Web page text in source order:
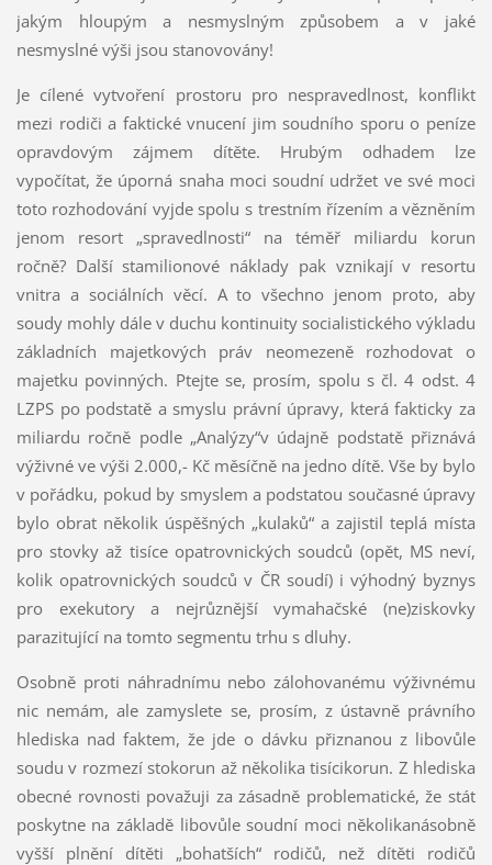
jakým hloupým a nesmyslným způsobem a v jaké
nesmyslné výši jsou stanovovány!
Je cílené vytvoření prostoru pro nespravedlnost, konflikt
mezi rodiči a faktické vnucení jim soudního sporu o peníze
opravdovým zájmem dítěte. Hrubým odhadem lze
vypočítat, že úporná snaha moci soudní udržet ve své moci
toto rozhodování vyjde spolu s trestním řízením a vězněním
jenom resort „spravedlnosti“ na téměř miliardu korun
ročně? Další stamilionové náklady pak vznikají v resortu
vnitra a sociálních věcí. A to všechno jenom proto, aby
soudy mohly dále v duchu kontinuity socialistického výkladu
základních majetkových práv neomezeně rozhodovat o
majetku povinných. Ptejte se, prosím, spolu s čl. 4 odst. 4
LZPS po podstatě a smyslu právní úpravy, která fakticky za
miliardu ročně podle „Analýzy“v údajně podstatě přiznává
výživné ve výši 2.000,- Kč měsíčně na jedno dítě. Vše by bylo
v pořádku, pokud by smyslem a podstatou současné úpravy
bylo obrat několik úspěšných „kulaků“ a zajistil teplá místa
pro stovky až tisíce opatrovnických soudců (opět, MS neví,
kolik opatrovnických soudců v ČR soudí) i výhodný byznys
pro exekutory a nejrůznější vymahačské (ne)ziskovky
parazitující na tomto segmentu trhu s dluhy.
Osobně proti náhradnímu nebo zálohovanému výživnému
nic nemám, ale zamyslete se, prosím, z ústavně právního
hlediska nad faktem, že jde o dávku přiznanou z libovůle
soudu v rozmezí stokorun až několika tisícikorun. Z hlediska
obecné rovnosti považuji za zásadně problematické, že stát
poskytne na základě libovůle soudní moci několikanásobně
vyšší plnění dítěti „bohatších“ rodičů, než dítěti rodičů